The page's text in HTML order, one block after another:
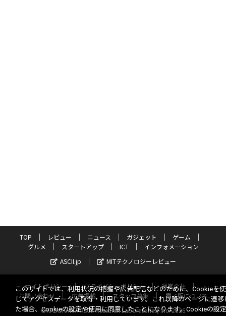
TOP レビュー ニュース ガジェット
ゲーム
グルメ
スタートアップ ICT
インフォメーション
ASCII.jp
MITテクノロジーレビュー
サイトポリシー プライバシーポリシー
運営会社
お問い合わせ
広告掲載 スタッフ募集
電子版について
©KADOKAWA ASCII Research Laboratories, Inc. 2026
このサイトでは、利用状況の把握や広告配信などのために、Cookieを
してアクセスデータを取得・利用しています。これ以降のページに遷移
た場合、Cookieの設定や使用に同意したことになります。Cookieの設